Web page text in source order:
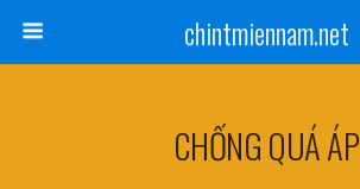
chintmiennam.net
CHỐNG QUÁ ÁP